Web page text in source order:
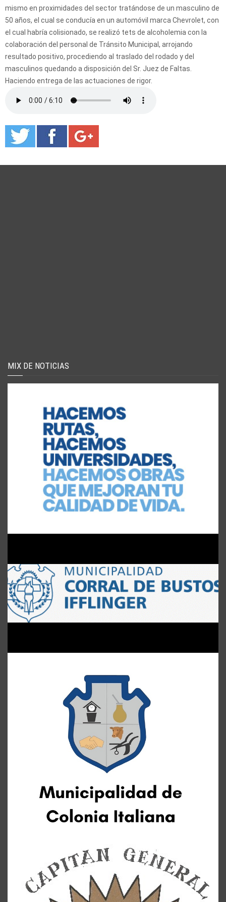
mismo en proximidades del sector tratándose de un masculino de
50 años, el cual se conducía en un automóvil marca Chevrolet, con
el cual habría colisionado, se realizó tets de alcoholemia con la
colaboración del personal de Tránsito Municipal, arrojando
resultado positivo, procediendo al traslado del rodado y del
masculinos quedando a disposición del Sr. Juez de Faltas.
Haciendo entrega de las actuaciones de rigor.
MIX DE NOTICIAS